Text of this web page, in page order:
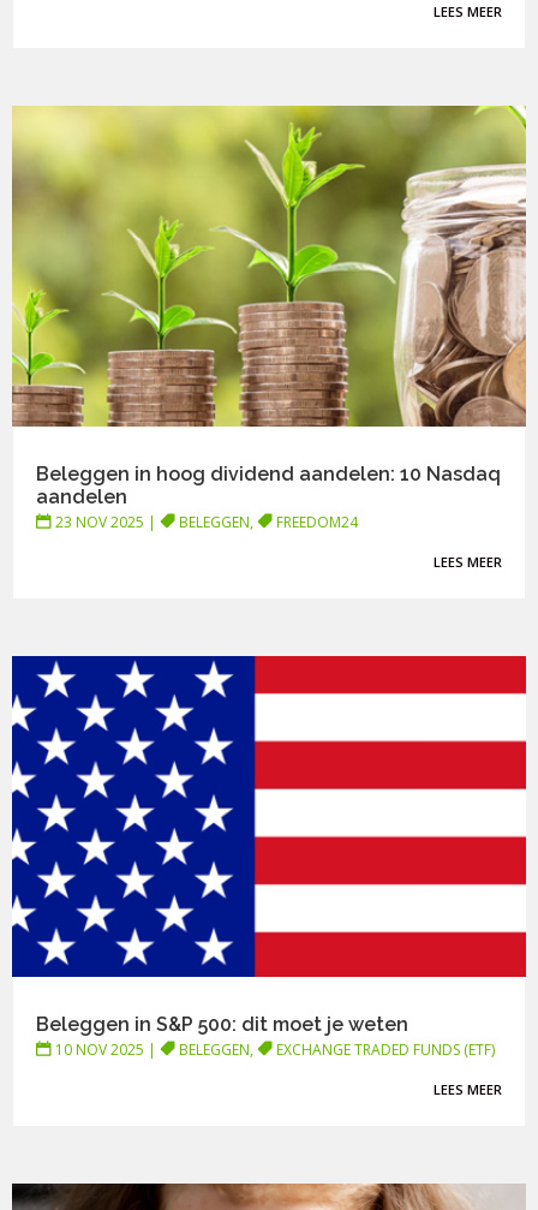
LEES MEER
Beleggen in hoog dividend aandelen: 10 Nasdaq
aandelen
23 NOV 2025 | BELEGGEN, FREEDOM24
LEES MEER
Beleggen in S&P 500: dit moet je weten
10 NOV 2025 | BELEGGEN, EXCHANGE TRADED FUNDS (ETF)
LEES MEER